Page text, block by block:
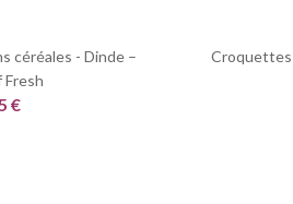
céréales - Dinde –
Fresh
€
Croquettes